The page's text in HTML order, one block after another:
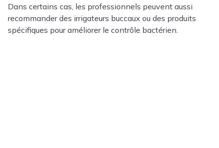
Dans certains cas, les professionnels peuvent aussi
recommander des irrigateurs buccaux ou des produits
spécifiques pour améliorer le contrôle bactérien.